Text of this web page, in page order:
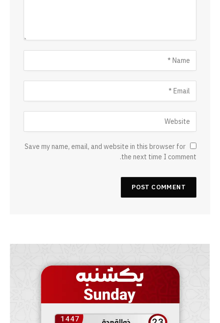
Save my name, email, and website in this browser for
the next time I comment.